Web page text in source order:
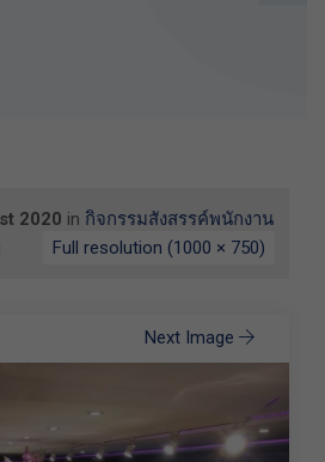
2020 in กิจกรรมสังสรรค์พนักงาน
Full resolution (1000 × 750)
Next Image